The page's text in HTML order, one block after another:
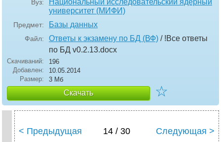
Вуз:
Национальный исследовательский ядерный
университет (МИФИ)
Предмет: Базы данных
Файл: Ответы к экзамену по БД (ВФ) / !Все ответы
по БД v0.2.13.docx
Скачиваний:
196
Добавлен:
10.05.2014
Размер:
3 Мб
Скачать ☆
< Предыдущая 14 / 30 Следующая >